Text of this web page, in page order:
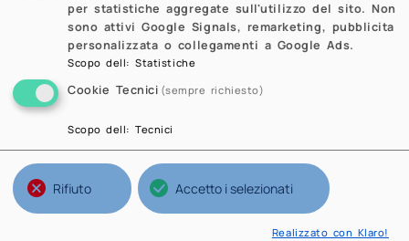
per statistiche aggregate sull'utilizzo del sito. Non
sono attivi Google Signals, remarketing, pubblicita
personalizzata o collegamenti a Google Ads.
Scopo dell:Statistiche
Cookie Tecnici (sempre richiesto)
Scopo dell:Tecnici
Rifiuto Accetto i selezionati
Realizzato con Klaro!